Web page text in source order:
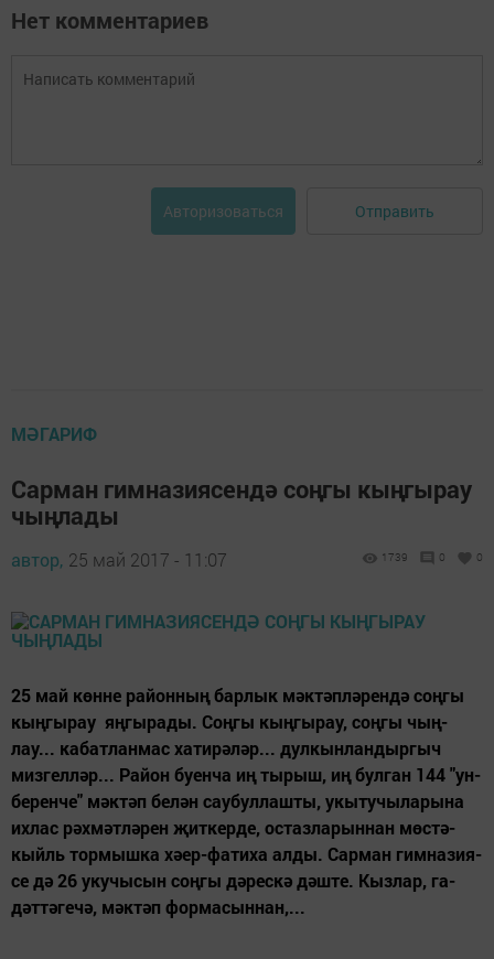
Нет комментариев
Авторизоваться Отправить
МӘГАРИФ
Сарман гимназиясендә соңгы кыңгырау
чыңлады
автор, 25 май 2017 - 11:07 1739 0 0
25 май көн­не ра­йон­ның бар­лык мәк­тәп­лә­рен­дә соң­гы
кың­гы­рау ­ яң­гы­ра­ды. Соң­гы кың­гы­рау, соң­гы чың­
лау... ка­бат­лан­мас ха­ти­рә­ләр... дул­кын­лан­дыр­гыч
миз­гел­ләр... Ра­йон бу­ен­ча иң ты­рыш, иң бул­ган 144 "ун­
бе­рен­че" мәк­тәп бе­лән сау­бул­лаш­ты, укы­ту­чы­ла­ры­на
их­лас рәх­мәт­лә­рен ­җит­кер­де, ос­таз­ла­рын­нан ­мөс­тә­
кыйль тор­мыш­ка хә­ер-фа­ти­ха ал­ды. Сар­ман гим­на­зи­я­
се дә 26 уку­чы­сын соң­гы дә­рес­кә дәш­те. Кыз­лар, га­
дәт­тә­ге­чә, мәк­тәп фор­ма­сын­нан,...